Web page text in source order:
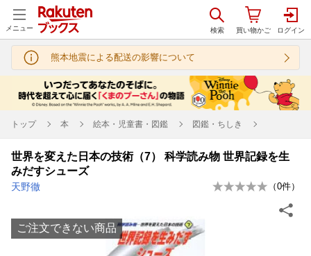
メニュー
熊本地震による配送の影響について
トップ 本 絵本・児童書・図鑑 図鑑・ちしき
世界を変えた日本の技術（7） 科学読み物 世界記録を生
みだすシューズ
天野徹 （0件）
ご注文できない商品